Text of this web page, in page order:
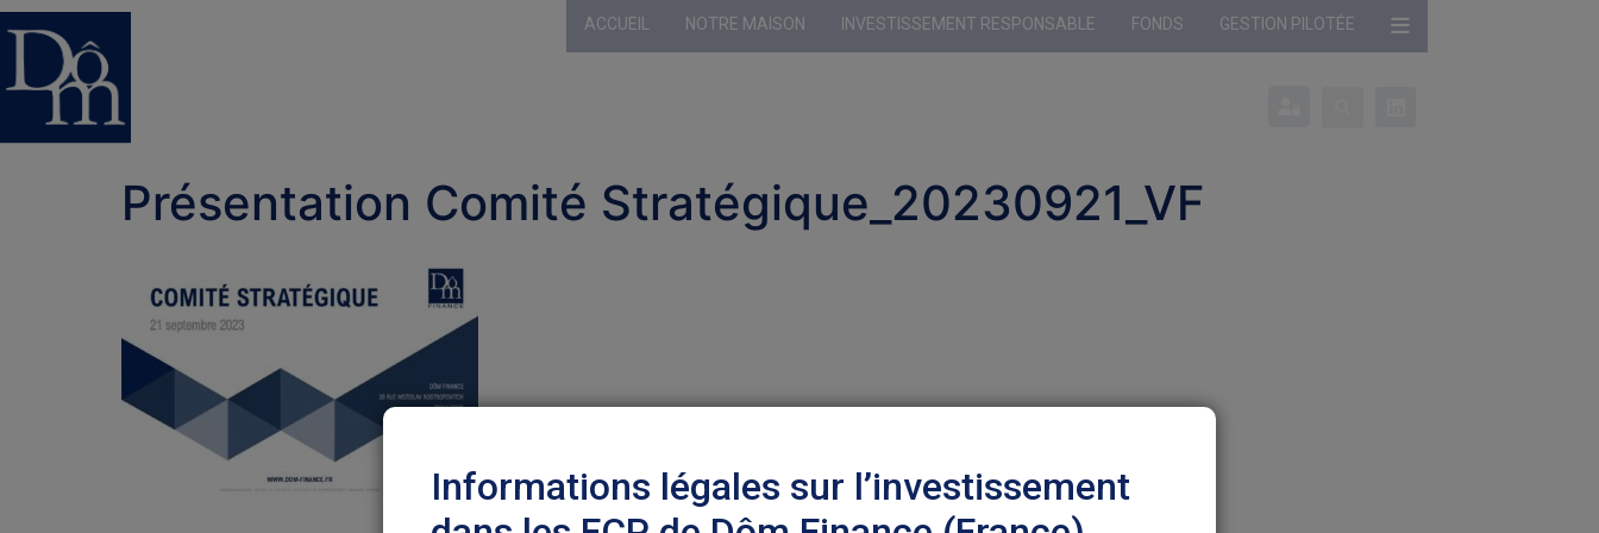
ACCUEIL NOTRE MAISON INVESTISSEMENT RESPONSABLE FONDS GESTION PILOTÉE
Présentation Comité Stratégique_20230921_VF
Informations légales sur l’investissement